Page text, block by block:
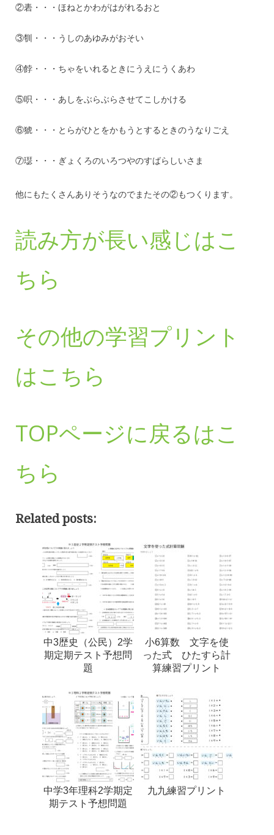
②砉・・・ほねとかわがはがれるおと
③㸪・・・うしのあゆみがおそい
④餑・・・ちゃをいれるときにうえにうくあわ
⑤呮・・・あしをぶらぶらさせてこしかける
⑥猇・・・とらがひとをかもうとするときのうなりごえ
⑦璱・・・ぎょくろのいろつやのすばらしいさま
他にもたくさんありそうなのでまたその②もつくります。
読み方が長い感じはこ
ちら
その他の学習プリント
はこちら
TOPページに戻るはこ
ちら
Related posts:
中3歴史（公民）2学
期定期テスト予想問
題
小6算数 文字を使
った式 ひたすら計
算練習プリント
中学3年理科2学期定
期テスト予想問題
九九練習プリント